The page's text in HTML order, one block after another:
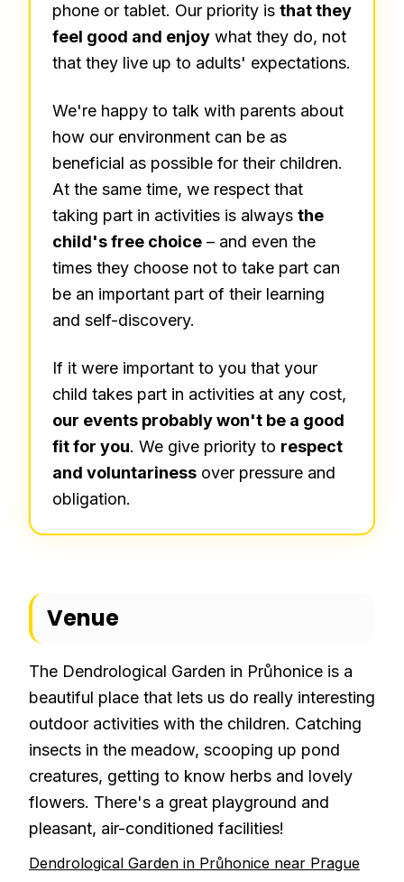
phone or tablet. Our priority is that they
feel good and enjoy what they do, not
that they live up to adults' expectations.
We're happy to talk with parents about
how our environment can be as
beneficial as possible for their children.
At the same time, we respect that
taking part in activities is always the
child's free choice – and even the
times they choose not to take part can
be an important part of their learning
and self-discovery.
If it were important to you that your
child takes part in activities at any cost,
our events probably won't be a good
fit for you. We give priority to respect
and voluntariness over pressure and
obligation.
Venue
The Dendrological Garden in Průhonice is a
beautiful place that lets us do really interesting
outdoor activities with the children. Catching
insects in the meadow, scooping up pond
creatures, getting to know herbs and lovely
flowers. There's a great playground and
pleasant, air-conditioned facilities!
Dendrological Garden in Průhonice near Prague